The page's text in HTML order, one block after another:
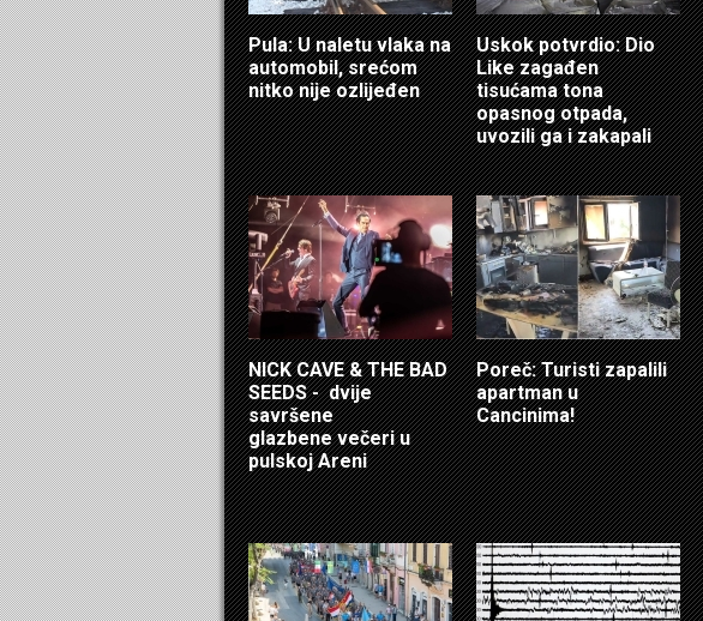
Pula: U naletu vlaka na
automobil, srećom
nitko nije ozlijeđen
Uskok potvrdio: Dio
Like zagađen
tisućama tona
opasnog otpada,
uvozili ga i zakapali
NICK CAVE & THE BAD
SEEDS - dvije
savršene
glazbene večeri u
pulskoj Areni
Poreč: Turisti zapalili
apartman u
Cancinima!